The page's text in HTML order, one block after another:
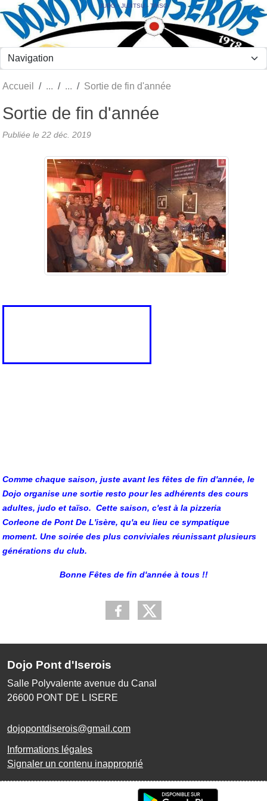
JUDO - JUJITSU - TAÏSO
Accueil Sortie de fin d'année
Sortie de fin d'année
Publiée le 22 déc. 2019
Comme chaque saison, juste avant les fêtes de fin d'année, le
Dojo organise une sortie resto pourles adhérents des cours
adultes, judo et taïso. Cette saison, c'est à la pizzeria
Corleone de Pont De L'isère, qu'a eu lieu ce sympatique
moment. Une soirée des plus conviviales réunissant plusieurs
générations du club.
Bonne Fêtes de fin d'année à tous !!
Dojo Pont d'Iserois
Salle Polyvalente avenue du Canal
26600 PONT DE L ISERE
dojopontdiserois@gmail.com
Informations légales
Signaler un contenu inapproprié
Panneau de gestion des cookies